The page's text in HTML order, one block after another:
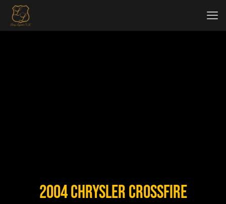
2004 Chrysler Crossfire